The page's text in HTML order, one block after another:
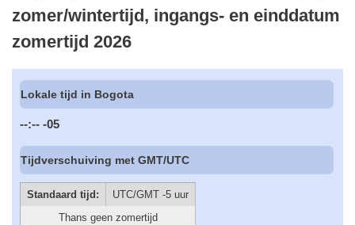
zomer/wintertijd, ingangs- en einddatum
zomertijd 2026
Lokale tijd in Bogota
--:-- -05
Tijdverschuiving met GMT/UTC
Standaard tijd:
UTC/GMT -5 uur
Thans geen zomertijd